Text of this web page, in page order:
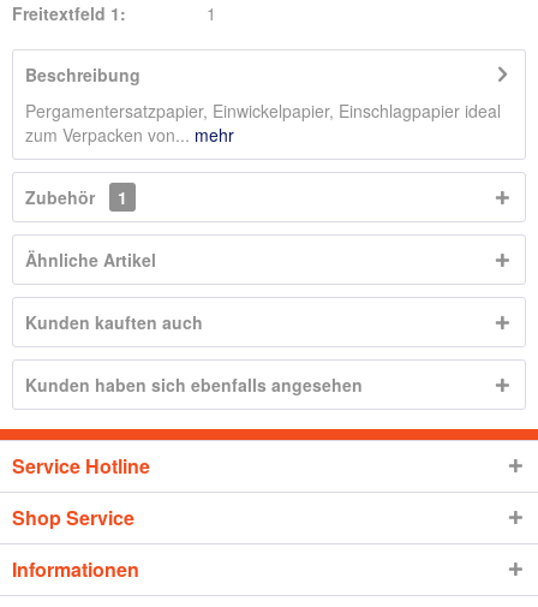
Freitextfeld 1:
1
Beschreibung
Pergamentersatzpapier, Einwickelpapier, Einschlagpapier ideal
zum Verpacken von... mehr
Zubehör 1
Ähnliche Artikel
Kunden kauften auch
Kunden haben sich ebenfalls angesehen
Service Hotline
Shop Service
Informationen